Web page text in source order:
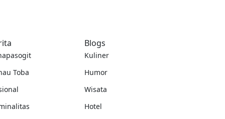
Toba
Blogs
Kuliner
Humor
Wisata
Hotel